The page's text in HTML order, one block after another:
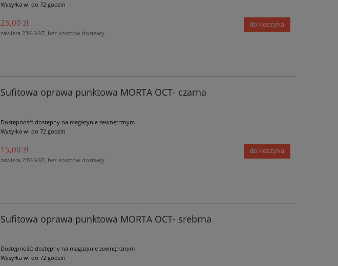
Wysyłka w: do 72 godzin
25,00 zł
zawiera 23% VAT, bez kosztów dostawy
do koszyka
Sufitowa oprawa punktowa MORTA OCT- czarna
Dostępność: dostępny na magazynie zewnętrznym
Wysyłka w: do 72 godzin
15,00 zł
zawiera 23% VAT, bez kosztów dostawy
do koszyka
Sufitowa oprawa punktowa MORTA OCT- srebrna
Dostępność: dostępny na magazynie zewnętrznym
Wysyłka w: do 72 godzin